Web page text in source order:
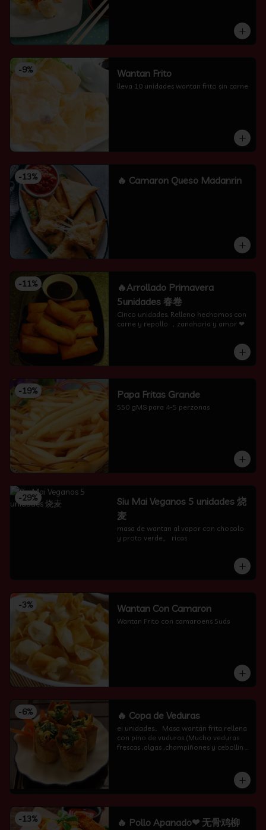
-9% Wantan Frito
lleva 10 unidades wantan frito sin carne
-13% 🔥 Camaron Queso Madanrin
-11%
🔥Arrollado Primavera
5unidades 春卷
Cinco unidades. Relleno hechomos con
carne y repollo ，zanahoria y amor ❤
-19% Papa Fritas Grande
550 gMS para 4-5 perzonas
-29%
Siu Mai Veganos 5 unidades 烧
麦
masa de wantan al vapor con chocolo
y proto verde。 ricas
-3% Wantan Con Camaron
Wantan Frito con camaroens 5uds
-6% 🔥 Copa de Veduras
ei unidades..   Masa wantán frita rellena
con pino de vuduras (Mucho veduras
frescas ,algas ,champiñones y cebollin
-13% 🔥 Pollo Apanado❤ 无骨鸡柳